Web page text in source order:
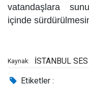
vatandaşlara
içinde
Kaynak: İSTANBUL SES
Etiketler :